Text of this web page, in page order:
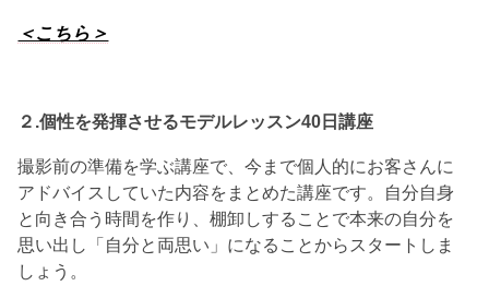
＜こちら＞
２.個性を発揮させるモデルレッスン40日講座
撮影前の準備を学ぶ講座で、今まで個人的にお客さんに
アドバイスしていた内容をまとめた講座です。自分自身
と向き合う時間を作り、棚卸しすることで本来の自分を
思い出し「自分と両思い」になることからスタートしま
しょう。